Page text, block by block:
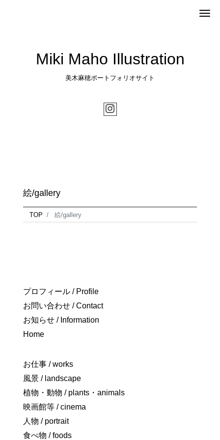
Miki Maho Illustration
美木麻穂ポートフォリオサイト
絵/gallery
TOP 絵/gallery
プロフィール / Profile
お問い合わせ / Contact
お知らせ / Information
Home
お仕事 / works
風景 / landscape
植物・動物 / plants・animals
映画館等 / cinema
人物 / portrait
食べ物 / foods